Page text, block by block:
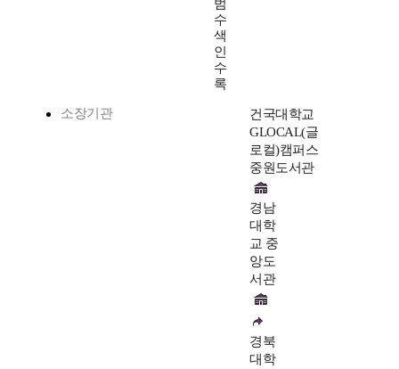
범
수
색
인
수
록
소장기관
건국대학교
GLOCAL(글
로컬)캠퍼스
중원도서관
경남
대학
교 중
앙도
서관
경북
대학